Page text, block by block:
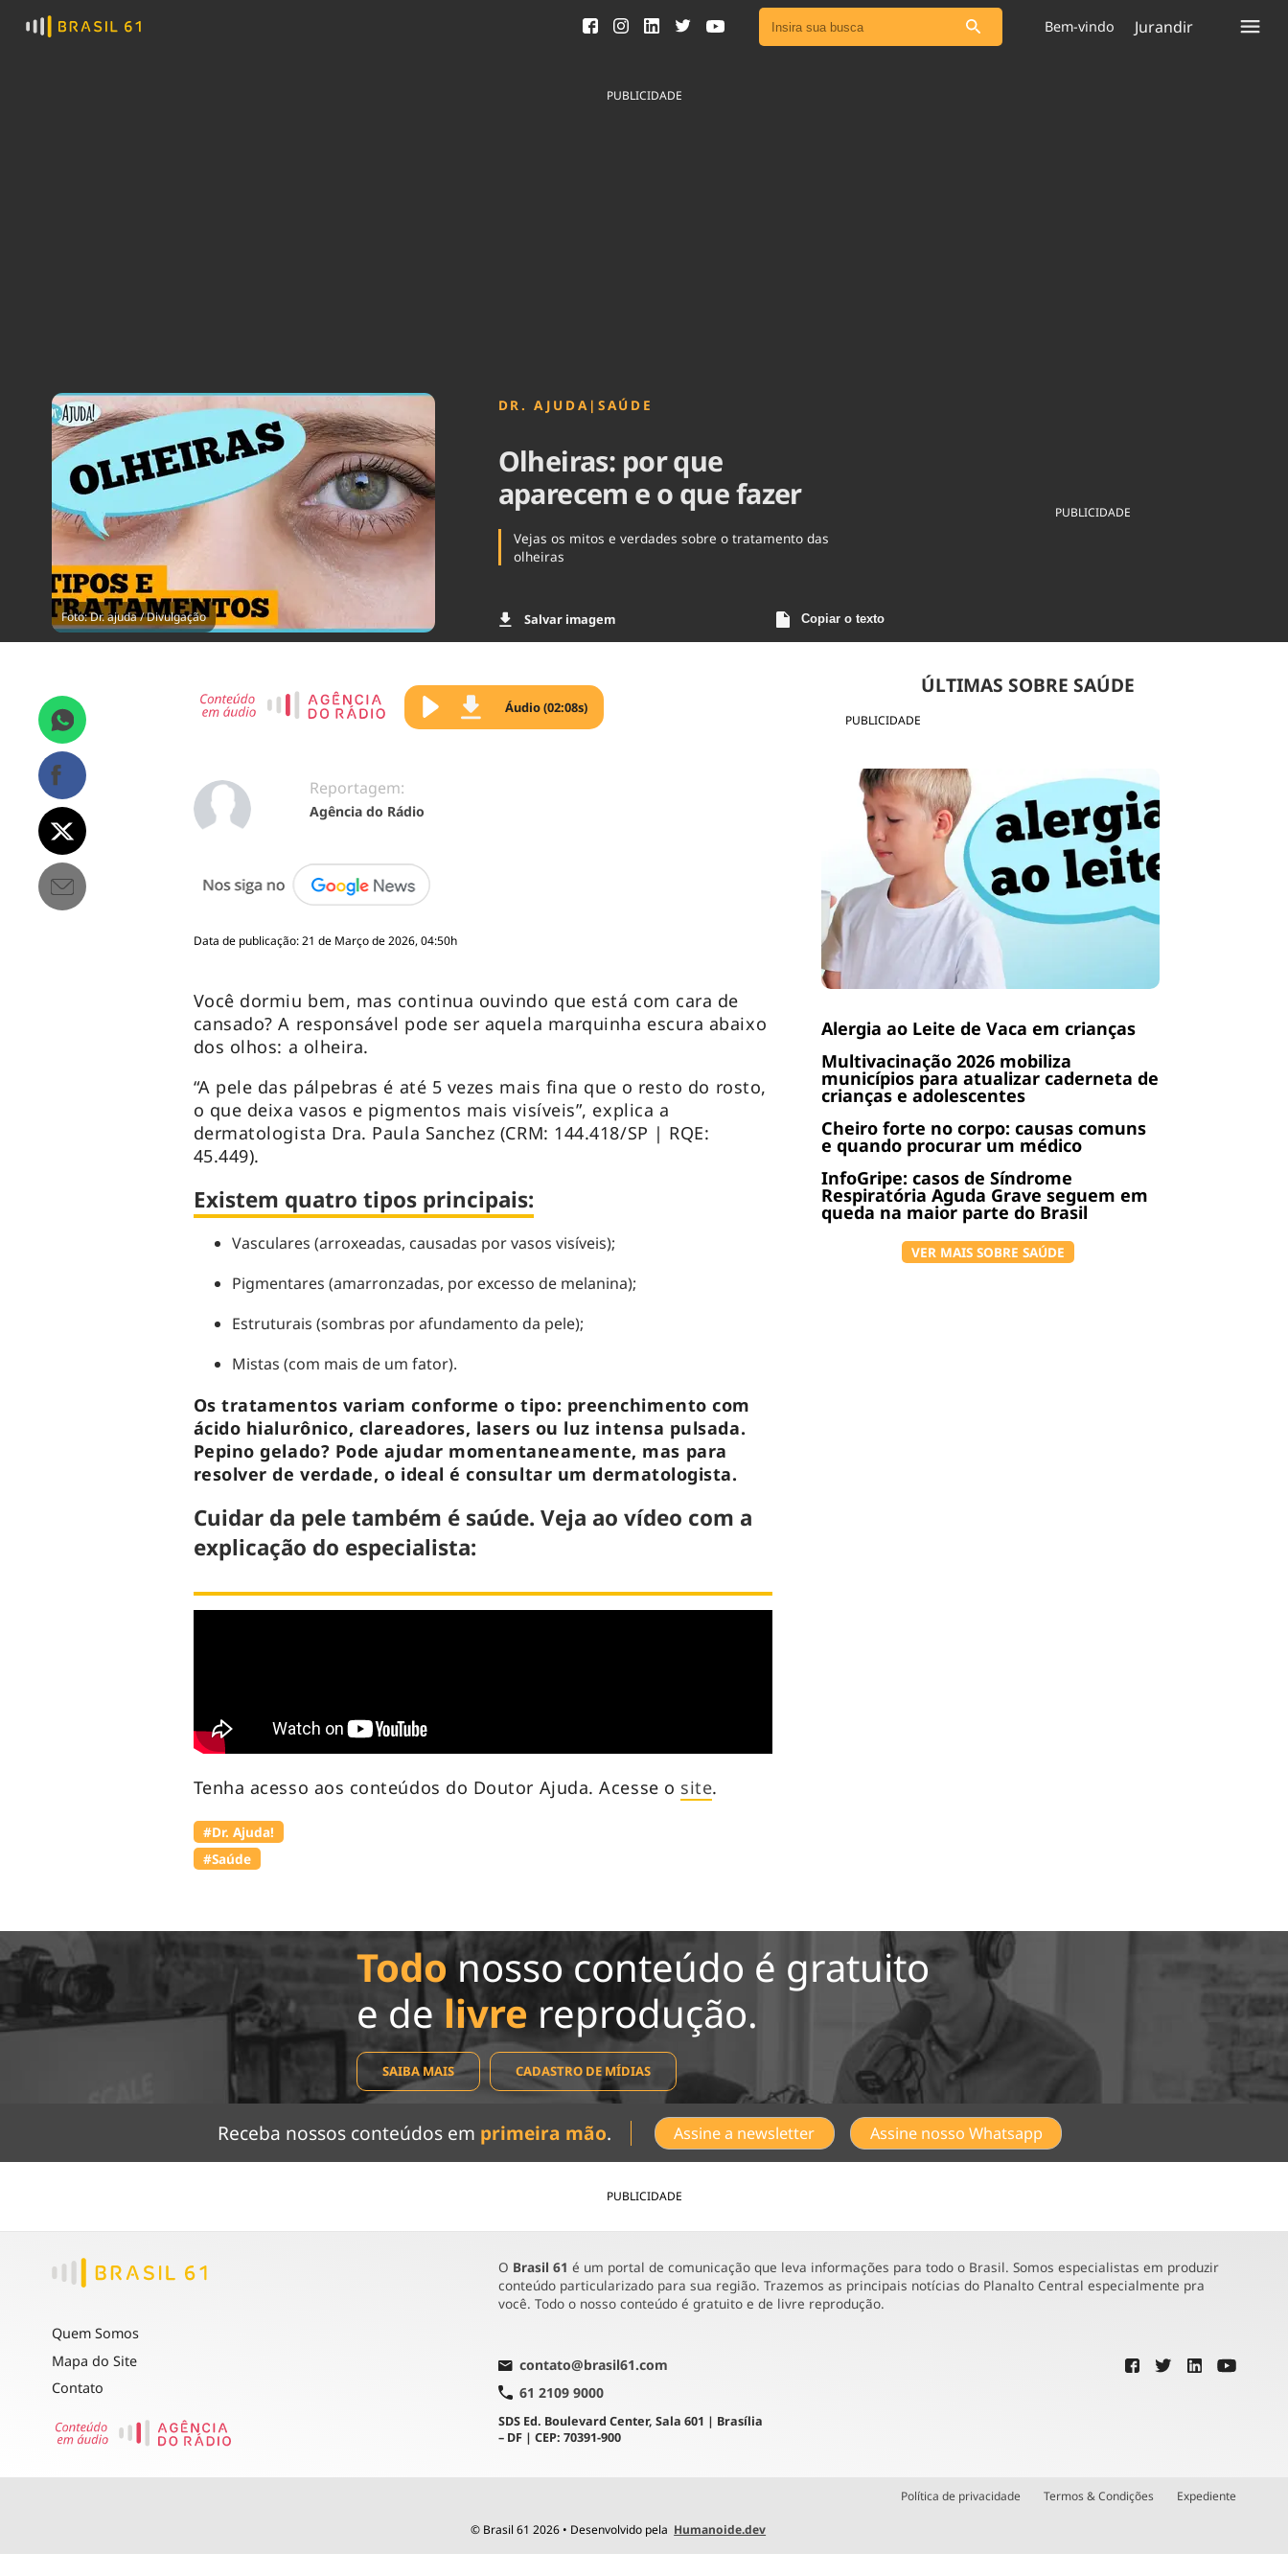
Ver todas as notícias
Brasil Mineral
Cinema
Tempo
Bem-vindo Jurandir
PUBLICIDADE
Foto: Dr. ajuda / Divulgação
DR. AJUDA |SAÚDE
Olheiras: por que
aparecem e o que fazer
Vejas os mitos e verdades sobre o tratamento das
olheiras
Salvar imagem Copiar o texto
PUBLICIDADE
PUBLICIDADE
ÚLTIMAS SOBRE SAÚDE
Alergia ao Leite de Vaca em crianças
Multivacinação 2026 mobiliza
municípios para atualizar caderneta de
crianças e adolescentes
Cheiro forte no corpo: causas comuns
e quando procurar um médico
InfoGripe: casos de Síndrome
Respiratória Aguda Grave seguem em
queda na maior parte do Brasil
VER MAIS SOBRE SAÚDE
Áudio (02:08s)
Reportagem:
Agência do Rádio
Data de publicação: 21 de Março de 2026, 04:50h
Você dormiu bem, mas continua ouvindo que está com cara de
cansado? A responsável pode ser aquela marquinha escura abaixo
dos olhos: a olheira.
“A pele das pálpebras é até 5 vezes mais fina que o resto do rosto,
o que deixa vasos e pigmentos mais visíveis”, explica a
dermatologista Dra. Paula Sanchez (CRM: 144.418/SP | RQE:
45.449).
Existem quatro tipos principais:
Vasculares (arroxeadas, causadas por vasos visíveis);
Pigmentares (amarronzadas, por excesso de melanina);
Estruturais (sombras por afundamento da pele);
Mistas (com mais de um fator).
Os tratamentos variam conforme o tipo: preenchimento com
ácido hialurônico, clareadores, lasers ou luz intensa pulsada.
Pepino gelado? Pode ajudar momentaneamente, mas para
resolver de verdade, o ideal é consultar um dermatologista.
Cuidar da pele também é saúde. Veja ao vídeo com a
explicação do especialista:
Tenha acesso aos conteúdos do Doutor Ajuda. Acesse o site.
#Dr. Ajuda!
#Saúde
Todonosso conteúdo é gratuito
e de livre reprodução.
SAIBA MAIS CADASTRO DE MÍDIAS
Receba nossos conteúdos em primeira mão. Assine a newsletter Assine nosso Whatsapp
PUBLICIDADE
Quem Somos
Mapa do Site
Contato
O Brasil 61 é um portal de comunicação que leva informações para todo o Brasil. Somos especialistas em produzir
conteúdo particularizado para sua região. Trazemos as principais notícias do Planalto Central especialmente pra
você. Todo o nosso conteúdo é gratuito e de livre reprodução.
contato@brasil61.com
61 2109 9000
SDS Ed. Boulevard Center, Sala 601 | Brasília
– DF | CEP: 70391-900
Política de privacidade Termos & Condições Expediente
© Brasil 61 2026 • Desenvolvido pela Humanoide.dev